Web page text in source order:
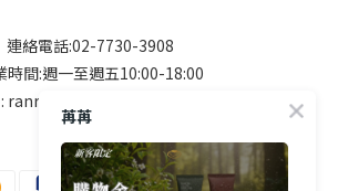
連絡電話:02-7730-3908
時間:週一至週五10:00-18:00
ranranbeauty.tw@gmail.com
苒苒